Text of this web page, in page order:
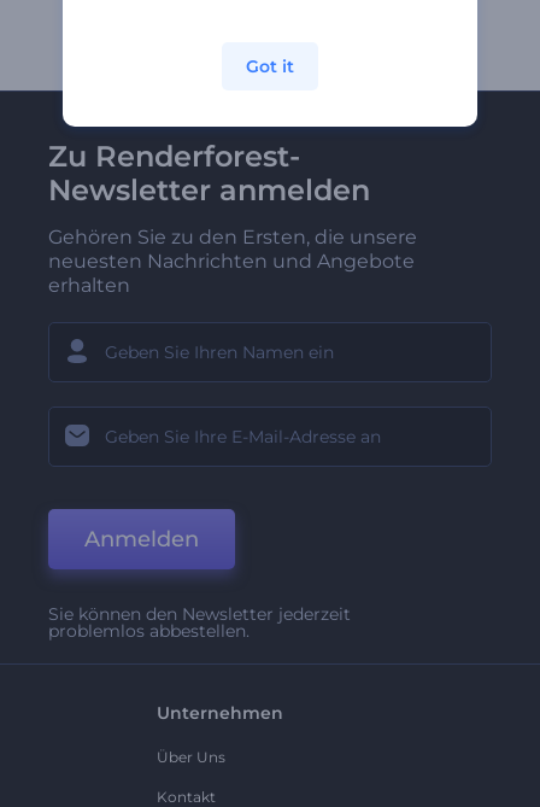
Zu Renderforest-
Newsletter anmelden
Gehören Sie zu den Ersten, die unsere
neuesten Nachrichten und Angebote
erhalten
Anmelden
Sie können den Newsletter jederzeit
problemlos abbestellen.
Unternehmen
Über Uns
Kontakt
Got it